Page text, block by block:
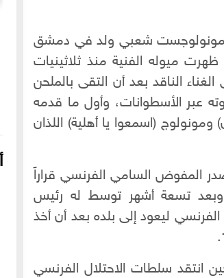
مونولوجست شعبي ولد في دمشق
ظهرت ميوله الفنية منذ ثلاثينيات
الناقد بعد أن التقى بالملحن
عبر الأسطوانات، وأول ما قدمه
ياجدعان) ومونولوج (اسمعوا يا أهلية) اللذان
المفوض السامي الفرنسي قراراً
وبعد تسعة أشهر توسط له رئيس
ليعود إلى بلده بعد أن أخذ
انتقد سلطات الاحتلال الفرنسي
الدين رديف - الجزء 1